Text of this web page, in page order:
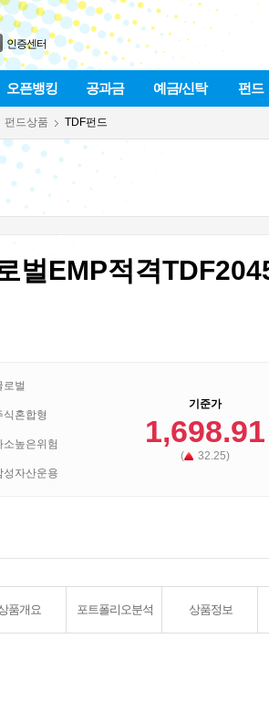
인증센터
오픈뱅킹 공과금 예금/신탁 펀드
펀드상품 TDF펀드
벌EMP적격
로벌
식혼합형
소높은위험
성자산운용
기준가
1,698.91
( 32.25)
품개요 포트폴리오분석 상품정보